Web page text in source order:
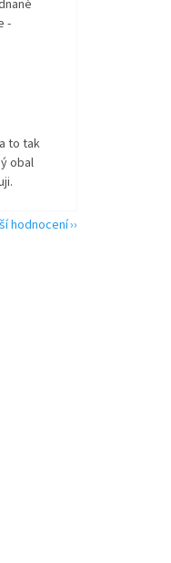
-
to tak
obal
hodnocení